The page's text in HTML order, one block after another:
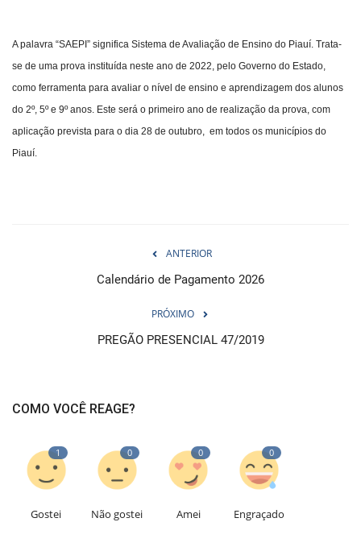
A palavra “SAEPI” significa Sistema de Avaliação de Ensino do Piauí. Trata-
se de uma prova instituída neste ano de 2022, pelo Governo do Estado,
como ferramenta para avaliar o nível de ensino e aprendizagem dos alunos
do 2º, 5º e 9º anos. Este será o primeiro ano de realização da prova, com
aplicação prevista para o dia 28 de outubro, em todos os municípios do
Piauí.
ANTERIOR
Calendário de Pagamento 2026
PRÓXIMO
PREGÃO PRESENCIAL 47/2019
COMO VOCÊ REAGE?
1
Gostei
0
Não gostei
0
Amei
0
Engraçado